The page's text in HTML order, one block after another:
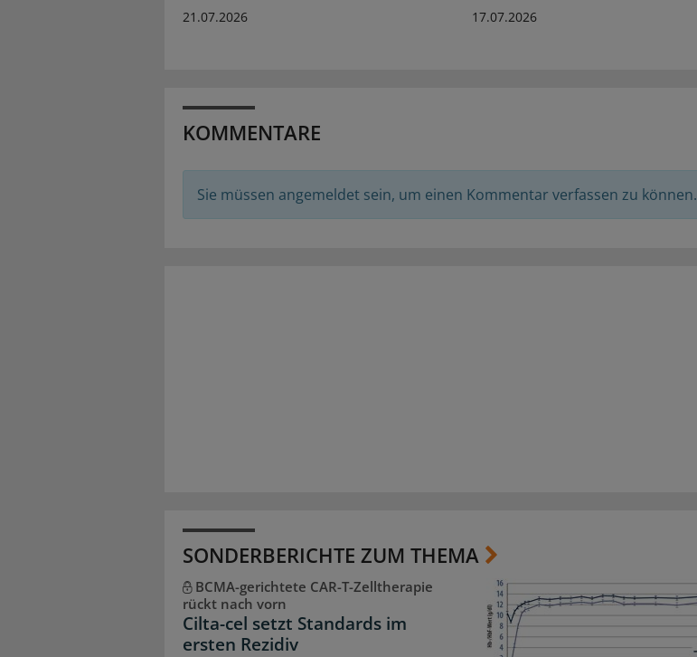
21.07.2026 17.07.2026
KOMMENTARE
Sie müssen angemeldet sein, um einen Kommentar verfassen zu können.
SONDERBERICHTE ZUM THEMA
BCMA-gerichtete CAR-T-Zelltherapie
rückt nach vorn
Cilta-cel setzt Standards im
ersten Rezidiv